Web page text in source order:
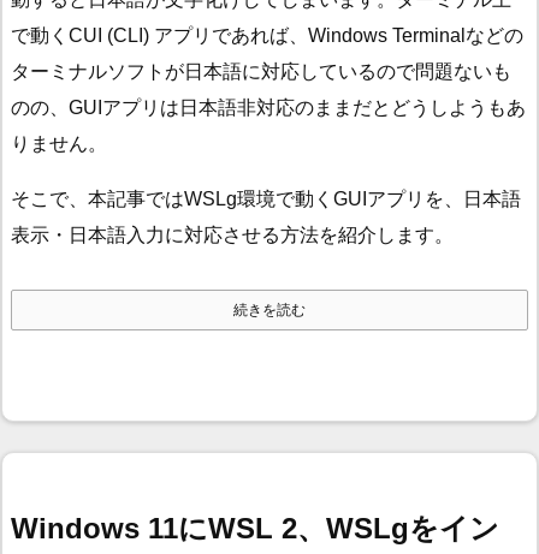
で動くCUI (CLI) アプリであれば、Windows Terminalなどの
ターミナルソフトが日本語に対応しているので問題ないも
のの、GUIアプリは日本語非対応のままだとどうしようもあ
りません。
そこで、本記事ではWSLg環境で動くGUIアプリを、日本語
表示・日本語入力に対応させる方法を紹介します。
続きを読む
Windows 11にWSL 2、WSLgをイン